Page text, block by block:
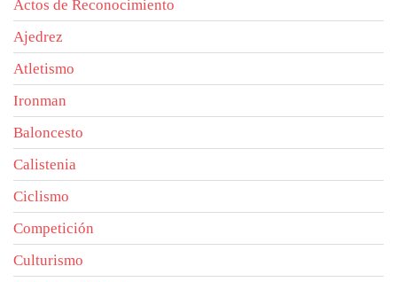
Actos de Reconocimiento
Ajedrez
Atletismo
Ironman
Baloncesto
Calistenia
Ciclismo
Competición
Culturismo